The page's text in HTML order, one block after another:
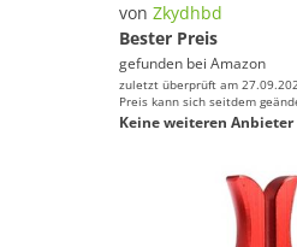
von Zkydhbd
Bester Preis
gefunden bei Amazon
zuletzt überprüft am
Preis kann sich seitdem
Keine weiteren Anbieter